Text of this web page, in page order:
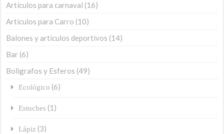
Artículos para carnaval (16)
Artículos para Carro (10)
Balones y artículos deportivos (14)
Bar (6)
Boligrafos y Esferos (49)
Ecológico (6)
Estuches (1)
Lápiz (3)